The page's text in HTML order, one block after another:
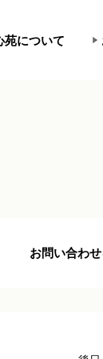
苑について
お問い合わ